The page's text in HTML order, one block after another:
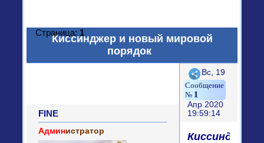
Киссинджер и новый мировой
порядок
Страница: 1
Поделиться
1
Вс, 19
Апр 2020
19:59:14
FINE
Администратор
Киссинджер